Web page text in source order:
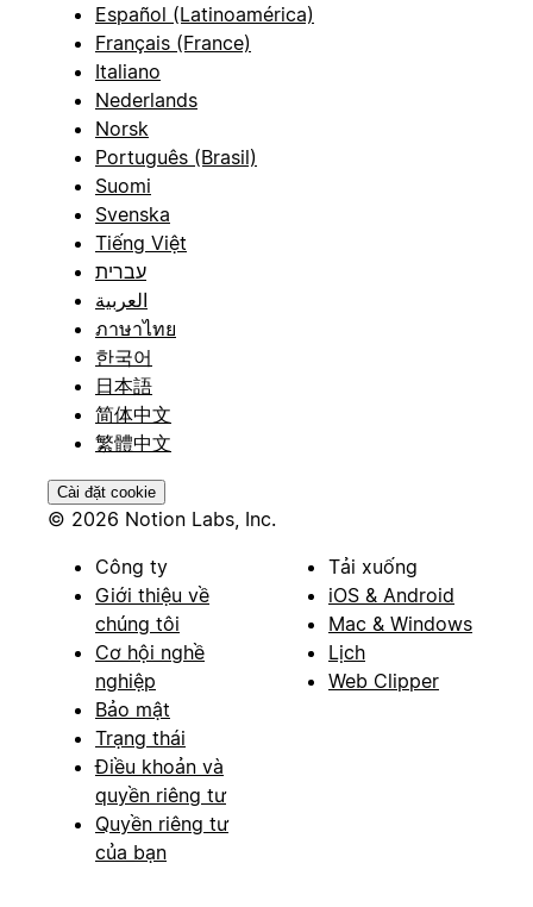
Español (Latinoamérica)
Français (France)
Italiano
Nederlands
Norsk
Português (Brasil)
Suomi
Svenska
Tiếng Việt
עברית
العربية
ภาษาไทย
한국어
日本語
简体中文
繁體中文
Cài đặt cookie
© 2026 Notion Labs, Inc.
Công ty
Giới thiệu về
chúng tôi
Cơ hội nghề
nghiệp
Bảo mật
Trạng thái
Điều khoản và
quyền riêng tư
Quyền riêng tư
của bạn
Tải xuống
iOS & Android
Mac & Windows
Lịch
Web Clipper